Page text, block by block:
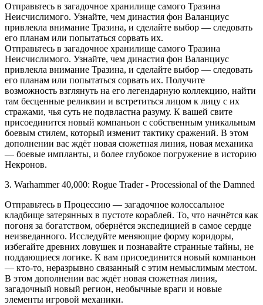
Отправьтесь в загадочное хранилище самого Тразина
Неисчислимого. Узнайте, чем династия фон Валанциус
привлекла внимание Тразина, и сделайте выбор — следовать
его планам или попытаться сорвать их.
Отправьтесь в загадочное хранилище самого Тразина
Неисчислимого. Узнайте, чем династия фон Валанциус
привлекла внимание Тразина, и сделайте выбор — следовать
его планам или попытаться сорвать их. Получите
возможность взглянуть на его легендарную коллекцию, найти
там бесценные реликвии и встретиться лицом к лицу с их
стражами, чья суть не подвластна разуму. К вашей свите
присоединится новый компаньон с собственным уникальным
боевым стилем, который изменит тактику сражений. В этом
дополнении вас ждёт новая сюжетная линия, новая механика
— боевые импланты, и более глубокое погружение в историю
Некронов.
3. Warhammer 40,000: Rogue Trader - Processional of the Damned
Отправьтесь в Процессию — загадочное колоссальное
кладбище затерянных в пустоте кораблей. То, что начнётся как
погоня за богатством, обернётся экспедицией в самое сердце
неизведанного. Исследуйте меняющие форму коридоры,
избегайте древних ловушек и познавайте странные тайны, не
поддающиеся логике. К вам присоединится новый компаньон
— кто-то, неразрывно связанный с этим немыслимым местом.
В этом дополнении вас ждёт новая сюжетная линия,
загадочный новый регион, необычные враги и новые
элементы игровой механики.